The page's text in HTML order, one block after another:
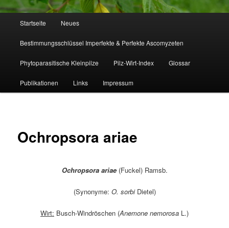
Startseite Neues
Bestimmungsschlüssel Imperfekte & Perfekte Ascomyzeten
Phytoparasitische Kleinpilze Pilz-Wirt-Index Glossar
Publikationen Links Impressum
Ochropsora ariae
Ochropsora ariae (Fuckel) Ramsb.
(Synonyme: O. sorbiDietel)
Wirt: Busch-Windröschen (Anemone nemorosa L.)